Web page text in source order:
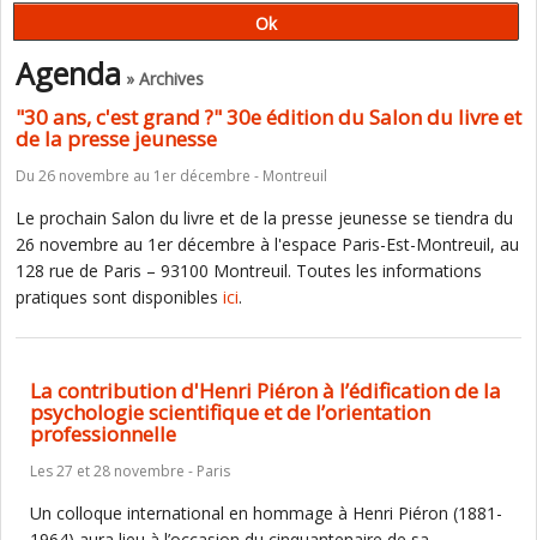
Agenda » Archives
"30 ans, c'est grand ?" 30e édition du Salon du livre et
de la presse jeunesse
Du 26 novembre au 1er décembre - Montreuil
Le prochain Salon du livre et de la presse jeunesse se tiendra du
26 novembre au 1er décembre à l'espace Paris-Est-Montreuil, au
128 rue de Paris – 93100 Montreuil. Toutes les informations
pratiques sont disponibles ici.
La contribution d'Henri Piéron à l’édification de la
psychologie scientifique et de l’orientation
professionnelle
Les 27 et 28 novembre - Paris
Un colloque international en hommage à Henri Piéron (1881-